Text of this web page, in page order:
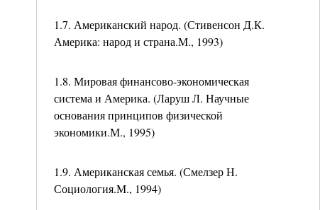
1.7. Американский народ. (Стивенсон Д.К.
Америка: народ и страна.М., 1993)
1.8. Мировая финансово-экономическая
система и Америка. (Ларуш Л. Научные
основания принципов физической
экономики.М., 1995)
1.9. Американская семья. (Смелзер Н.
Социология.М., 1994)